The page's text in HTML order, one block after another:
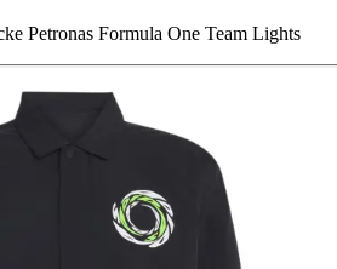
Petronas Formula One Team Lights